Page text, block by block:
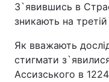
З`явившись в
зникають на
Як вважають
стигмати
Ассизського в